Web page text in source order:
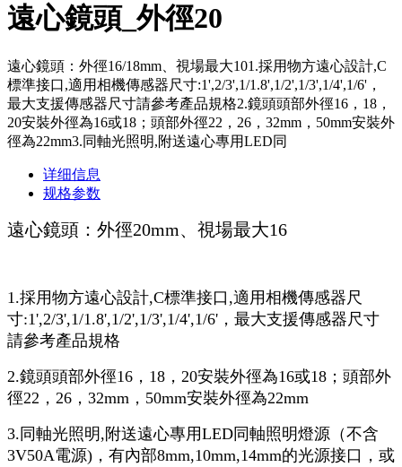
遠心鏡頭_外徑20
遠心鏡頭：外徑16/18mm、視場最大101.採用物方遠心設計,C
標準接口,適用相機傳感器尺寸:1',2/3',1/1.8',1/2',1/3',1/4',1/6'，
最大支援傳感器尺寸請參考產品規格2.鏡頭頭部外徑16，18，
20安裝外徑為16或18；頭部外徑22，26，32mm，50mm安裝外
徑為22mm3.同軸光照明,附送遠心專用LED同
详细信息
规格参数
遠心鏡頭：外徑20mm、視場最大16
1.採用物方遠心設計,C標準接口,適用相機傳感器尺
寸:1',2/3',1/1.8',1/2',1/3',1/4',1/6'，最大支援傳感器尺寸
請參考產品規格
2.鏡頭頭部外徑16，18，20安裝外徑為16或18；頭部外
徑22，26，32mm，50mm安裝外徑為22mm
3.同軸光照明,附送遠心專用LED同軸照明燈源（不含
3V50A電源)，有內部8mm,10mm,14mm的光源接口，或